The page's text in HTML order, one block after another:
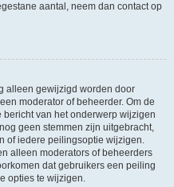
aantal, neem dan contact op
alleen gewijzigd worden door
moderator of beheerder. Om de
van het onderwerp wijzigen
geen stemmen zijn uitgebracht,
of iedere peilingsoptie wijzigen.
alleen moderators of beheerders
dat gebruikers een peiling
opties te wijzigen.